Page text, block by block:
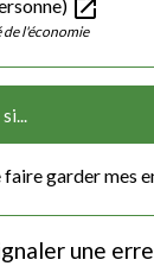
open_in_new
l'économie
faire garder mes
une